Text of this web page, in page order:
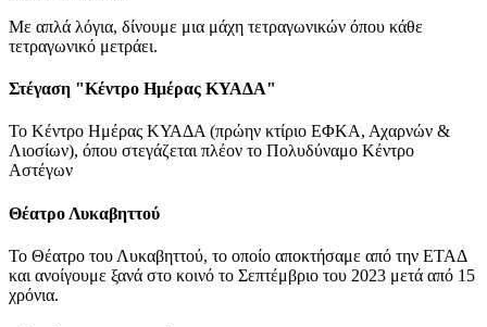
Με απλά λόγια, δίνουμε μια μάχη τετραγωνικών όπου κάθε
τετραγωνικό μετράει.
Στέγαση "Κέντρο Ημέρας ΚΥΑΔΑ"
Το Κέντρο Ημέρας ΚΥΑΔΑ (πρώην κτίριο ΕΦΚΑ, Αχαρνών &
Λιοσίων), όπου στεγάζεται πλέον το Πολυδύναμο Κέντρο
Αστέγων
Θέατρο Λυκαβηττού
Το Θέατρο του Λυκαβηττού, το οποίο αποκτήσαμε από την ΕΤΑΔ
και ανοίγουμε ξανά στο κοινό το Σεπτέμβριο του 2023 μετά από 15
χρόνια.